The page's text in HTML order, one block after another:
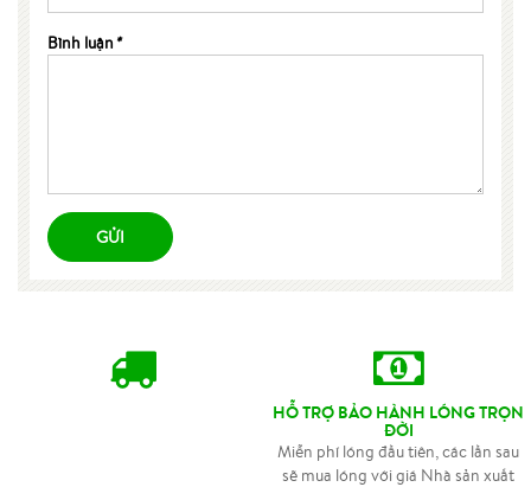
Bình luận *
GỬI
HỖ TRỢ BẢO HÀNH LÓNG TRỌN
ĐỜI
Miễn phí lóng đầu tiên, các lần sau
sẽ mua lóng với giá Nhà sản xuất